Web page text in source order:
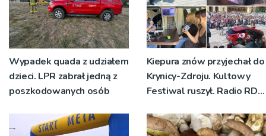
Wypadek quada z udziałem
dzieci. LPR zabrał jedną z
poszkodowanych osób
Kiepura znów przyjechał do
Krynicy-Zdroju. Kultowy
Festiwal ruszył. Radio RDN
żywo [ZDJĘCIA]